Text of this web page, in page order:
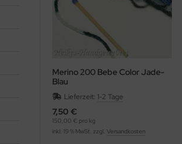
Merino 200 Bebe Color Jade-
Blau
Lieferzeit: 1-2 Tage
7,50 €
150,00 € pro kg
inkl. 19 % MwSt. zzgl. Versandkosten